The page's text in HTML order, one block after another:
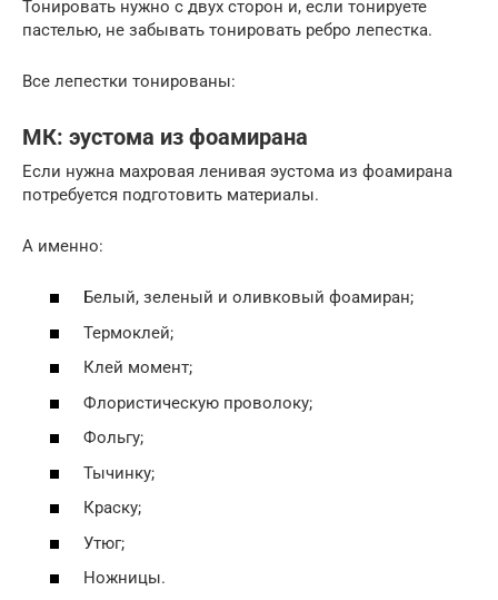
Тонировать нужно с двух сторон и, если тонируете
пастелью, не забывать тонировать ребро лепестка.
Все лепестки тонированы:
МК: эустома из фоамирана
Если нужна махровая ленивая эустома из фоамирана
потребуется подготовить материалы.
А именно:
Белый, зеленый и оливковый фоамиран;
Термоклей;
Клей момент;
Флористическую проволоку;
Фольгу;
Тычинку;
Краску;
Утюг;
Ножницы.